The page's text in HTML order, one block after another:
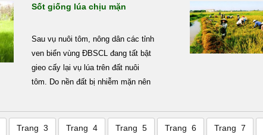
tích lúa gieo cấy hàng năm của
Sốt giống lúa chịu mặn
Sau vụ nuôi tôm, nông dân các tỉnh
ven biển vùng ĐBSCL đang tất bật
gieo cấy lại vụ lúa trên đất nuôi
tôm. Do nền đất bị nhiễm mặn nên
cao được nhiều nông dân lựa chọn
để SX dẫn đến sốt giống...
Trang 3 Trang 4 Trang 5 Trang 6 Trang 7